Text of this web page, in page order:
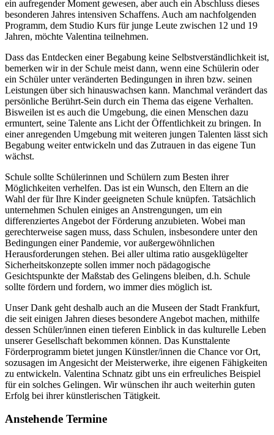
ein aufregender Moment gewesen, aber auch ein Abschluss dieses
besonderen Jahres intensiven Schaffens. Auch am nachfolgenden
Programm, dem Studio Kurs für junge Leute zwischen 12 und 19
Jahren, möchte Valentina teilnehmen.
Dass das Entdecken einer Begabung keine Selbstverständlichkeit ist,
bemerken wir in der Schule meist dann, wenn eine Schülerin oder
ein Schüler unter veränderten Bedingungen in ihren bzw. seinen
Leistungen über sich hinauswachsen kann. Manchmal verändert das
persönliche Berührt-Sein durch ein Thema das eigene Verhalten.
Bisweilen ist es auch die Umgebung, die einen Menschen dazu
ermuntert, seine Talente ans Licht der Öffentlichkeit zu bringen. In
einer anregenden Umgebung mit weiteren jungen Talenten lässt sich
Begabung weiter entwickeln und das Zutrauen in das eigene Tun
wächst.
Schule sollte Schülerinnen und Schülern zum Besten ihrer
Möglichkeiten verhelfen. Das ist ein Wunsch, den Eltern an die
Wahl der für Ihre Kinder geeigneten Schule knüpfen. Tatsächlich
unternehmen Schulen einiges an Anstrengungen, um ein
differenziertes Angebot der Förderung anzubieten. Wobei man
gerechterweise sagen muss, dass Schulen, insbesondere unter den
Bedingungen einer Pandemie, vor außergewöhnlichen
Herausforderungen stehen. Bei aller ultima ratio ausgeklügelter
Sicherheitskonzepte sollen immer noch pädagogische
Gesichtspunkte der Maßstab des Gelingens bleiben, d.h. Schule
sollte fördern und fordern, wo immer dies möglich ist.
Unser Dank geht deshalb auch an die Museen der Stadt Frankfurt,
die seit einigen Jahren dieses besondere Angebot machen, mithilfe
dessen Schüler/innen einen tieferen Einblick in das kulturelle Leben
unserer Gesellschaft bekommen können. Das Kunsttalente
Förderprogramm bietet jungen Künstler/innen die Chance vor Ort,
sozusagen im Angesicht der Meisterwerke, ihre eigenen Fähigkeiten
zu entwickeln. Valentina Schnatz gibt uns ein erfreuliches Beispiel
für ein solches Gelingen. Wir wünschen ihr auch weiterhin guten
Erfolg bei ihrer künstlerischen Tätigkeit.
Anstehende Termine